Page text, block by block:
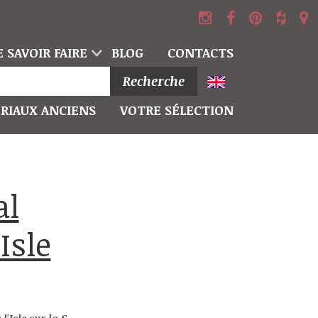
SAVOIR FAIRE BLOG
CONTACTS
Recherche
ANCIENS VOTRE SÉLECTION